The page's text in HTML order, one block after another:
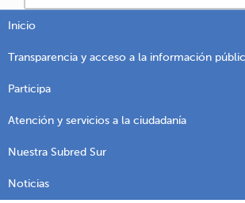
Inicio
Transparencia y acceso a la información
Participa
Atención y servicios a la ciudadanía
Nuestra Subred Sur
Noticias